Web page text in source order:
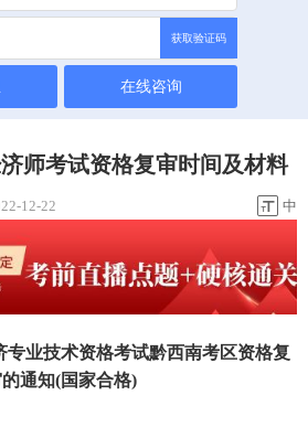
获取验证码
在线咨询
师考试资格复审时间及材料
12-22 中
专业技术资格考试黔西南考区资格复
通知(国家合格)